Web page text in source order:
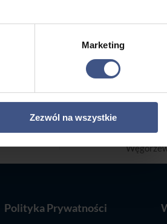
Marketing
Zezwól na wszystkie
+1-2345-

Polityka Prywatności